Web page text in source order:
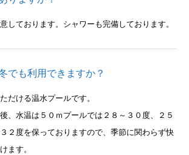
しております。シャワーも完備しております。
でも利用できますか？
だける温水プールです。
、水温は５０ｍプールでは２８～３０度、２５
２度を保っておりますので、季節に関わらず快
ます。